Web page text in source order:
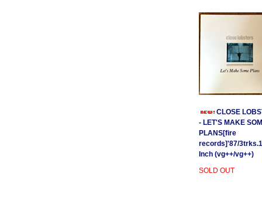
CLOSE
- LET'S MAKE
PLANS[fire
records]'87/
Inch (vg++/vg++)
SOLD OUT